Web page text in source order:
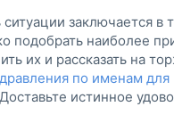
ситуации заключается
подобрать наиболее
их и рассказать на
по именам
истинное